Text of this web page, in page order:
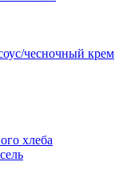
чесночный крем
хлеба